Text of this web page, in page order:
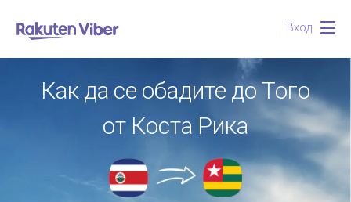
Вход
Как да се обадите до Того
от Коста Рика